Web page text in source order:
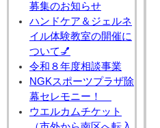
募集のお知らせ
ハンドケア＆ジェルネ
イル体験教室の開催に
ついて💅
令和８年度相談事業
NGKスポーツプラザ除
幕セレモニー！
ウエルカムチケット